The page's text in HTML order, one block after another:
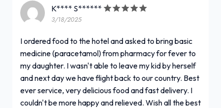
K**** S******
3/18/2025
I ordered food to the hotel and asked to bring basic
medicine (paracetamol) from pharmacy for fever to
my daughter. I wasn't able to leave my kid by herself
and next day we have flight back to our country. Best
ever service, very delicious food and fast delivery. I
couldn't be more happy and relieved. Wish all the best